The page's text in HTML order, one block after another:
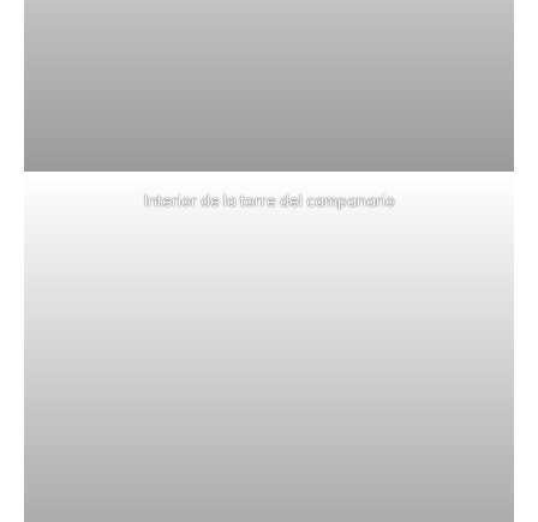
Interior de la torre del campanario